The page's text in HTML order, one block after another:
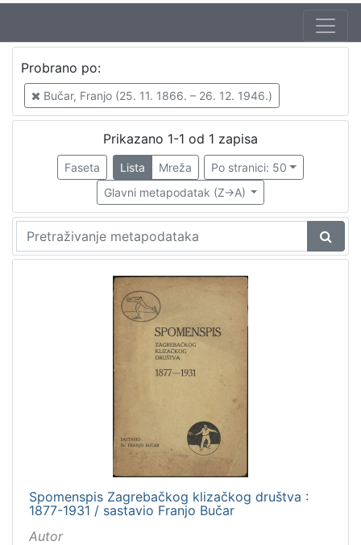
Jezik
hrvatski
cjelina
Sport
Probrano po:
Bučar, Franjo (25. 11. 1866. – 26. 12. 1946.)
Prikazano 1-1 od 1 zapisa
Faseta Lista Mreža
Po stranici: 50
Glavni metapodatak (Z->A)
Spomenspis Zagrebačkog klizačkog društva :
1877-1931 / sastavio Franjo Bučar
Autor